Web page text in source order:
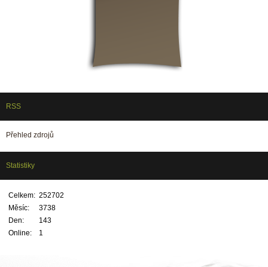
RSS
Přehled zdrojů
Statistiky
Online: 1
Celkem: 252702
Měsíc:
3738
Den:
143